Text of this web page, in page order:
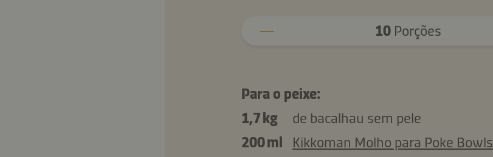
10 Porções
Para o peixe:
1,7 kg
de bacalhau sem pele
200 ml
Kikkoman Molho para Poke Bowls